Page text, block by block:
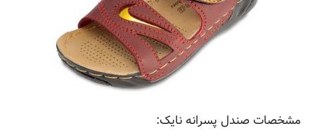
مشخصات صندل پسرانه نایک: